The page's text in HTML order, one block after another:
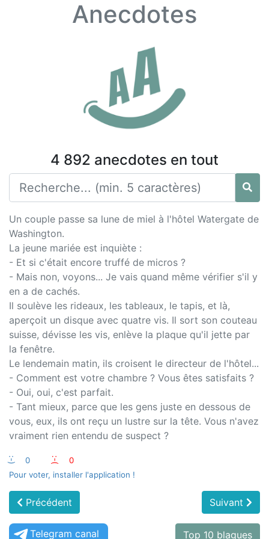
Anecdotes
4 892 anecdotes en tout
Un couple passe sa lune de miel à l'hôtel Watergate de
Washington.
La jeune mariée est inquiète :
- Et si c'était encore truffé de micros ?
- Mais non, voyons... Je vais quand même vérifier s'il y
en a de cachés.
Il soulève les rideaux, les tableaux, le tapis, et là,
aperçoit un disque avec quatre vis. Il sort son couteau
suisse, dévisse les vis, enlève la plaque qu'il jette par
la fenêtre.
Le lendemain matin, ils croisent le directeur de l'hôtel...
- Comment est votre chambre ? Vous êtes satisfaits ?
- Oui, oui, c'est parfait.
- Tant mieux, parce que les gens juste en dessous de
vous, eux, ils ont reçu un lustre sur la tête. Vous n'avez
vraiment rien entendu de suspect ?
:-) 0 :-(
0
Pour voter, installer l'application !
Précédent Suivant
Telegram canal Top 10 blagues